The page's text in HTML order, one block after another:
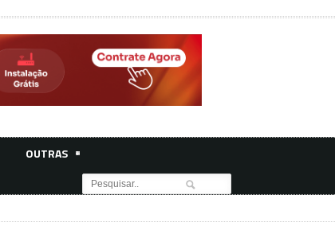
OUTRAS